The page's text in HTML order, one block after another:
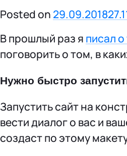
Posted on 29.09.2018
В прошлый раз я писал
поговорить о том, в
Нужно быстро
Запустить сайт на
вести диалог о вас и
создаст по этому